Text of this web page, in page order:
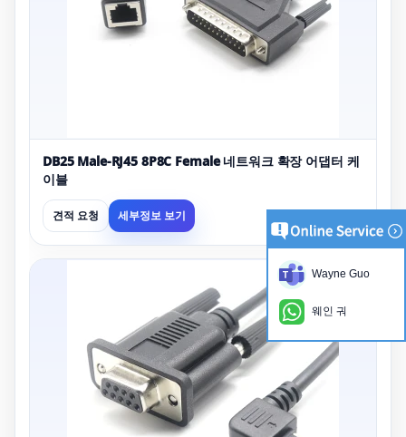
DB25 Male-RJ45 8P8C Female 네트워크 확장 어댑터 케
이블
견적 요청 세부정보 보기
Wayne Guo
웨인 궈